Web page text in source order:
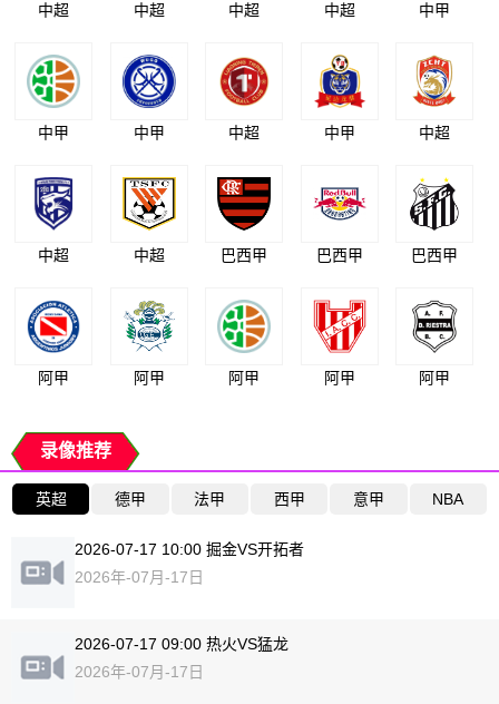
中超 中超 中超 中超 中甲
中甲 中甲 中超 中甲 中超
中超 中超 巴西甲 巴西甲 巴西甲
阿甲 阿甲 阿甲 阿甲 阿甲
录像推荐
英超 德甲 法甲 西甲 意甲 NBA
2026-07-17 10:00 掘金VS开拓者
2026年-07月-17日
2026-07-17 09:00 热火VS猛龙
2026年-07月-17日